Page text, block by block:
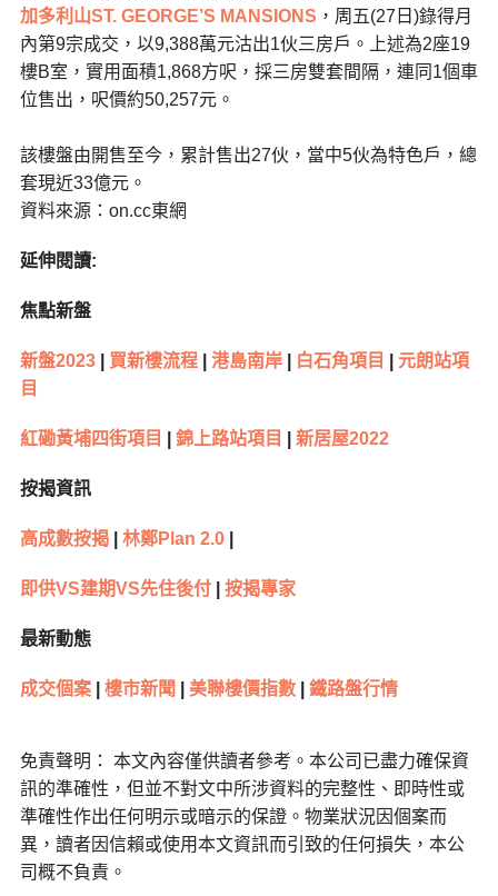
加多利山ST. GEORGE’S MANSIONS ，周五(27日)錄得月
內第9宗成交，以9,388萬元沽出1伙三房戶。上述為2座19
樓B室，實用面積1,868方呎，採三房雙套間隔，連同1個車
位售出，呎價約50,257元。
該樓盤由開售至今，累計售出27伙，當中5伙為特色戶，總
套現近33億元。
資料來源：on.cc東網
延伸閱讀:
焦點新盤
新盤2023| 買新樓流程| 港島南岸| 白石角項目
元朗站項
目
紅磡黃埔四街項目 錦上路站項目 新居屋2022
按揭資訊
高成數按揭| 林鄭Plan 2.0|
即供VS建期VS先住後付| 按揭專家
最新動態
成交個案| 樓市新聞 美聯樓價指數| 鐵路盤行情
免責聲明： 本文內容僅供讀者參考。本公司已盡力確保資
訊的準確性，但並不對文中所涉資料的完整性、即時性或
準確性作出任何明示或暗示的保證。物業狀況因個案而
異，讀者因信賴或使用本文資訊而引致的任何損失，本公
司概不負責。